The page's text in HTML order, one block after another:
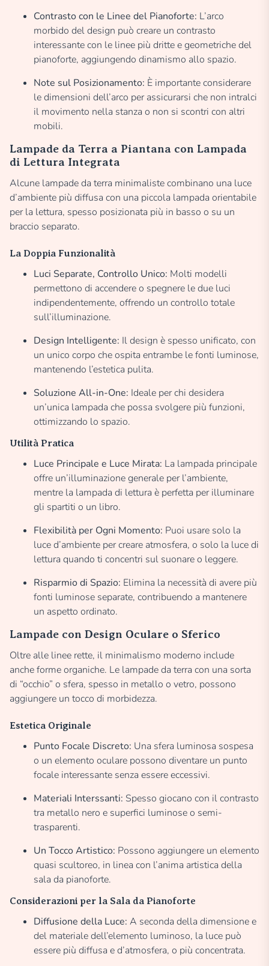
Contrasto con le Linee del Pianoforte: L’arco
morbido del design può creare un contrasto
interessante con le linee più dritte e geometriche del
pianoforte, aggiungendo dinamismo allo spazio.
Note sul Posizionamento: È importante considerare
le dimensioni dell’arco per assicurarsi che non intralci
il movimento nella stanza o non si scontri con altri
mobili.
Lampade da Terra a Piantana con Lampada
di Lettura Integrata
Alcune lampade da terra minimaliste combinano una luce
d’ambiente più diffusa con una piccola lampada orientabile
per la lettura, spesso posizionata più in basso o su un
braccio separato.
La Doppia Funzionalità
Luci Separate, Controllo Unico: Molti modelli
permettono di accendere o spegnere le due luci
indipendentemente, offrendo un controllo totale
sull’illuminazione.
Design Intelligente: Il design è spesso unificato, con
un unico corpo che ospita entrambe le fonti luminose,
mantenendo l’estetica pulita.
Soluzione All-in-One: Ideale per chi desidera
un’unica lampada che possa svolgere più funzioni,
ottimizzando lo spazio.
Utilità Pratica
Luce Principale e Luce Mirata: La lampada principale
offre un’illuminazione generale per l’ambiente,
mentre la lampada di lettura è perfetta per illuminare
gli spartiti o un libro.
Flexibilità per Ogni Momento: Puoi usare solo la
luce d’ambiente per creare atmosfera, o solo la luce di
lettura quando ti concentri sul suonare o leggere.
Risparmio di Spazio: Elimina la necessità di avere più
fonti luminose separate, contribuendo a mantenere
un aspetto ordinato.
Lampade con Design Oculare o Sferico
Oltre alle linee rette, il minimalismo moderno include
anche forme organiche. Le lampade da terra con una sorta
di “occhio” o sfera, spesso in metallo o vetro, possono
aggiungere un tocco di morbidezza.
Estetica Originale
Punto Focale Discreto: Una sfera luminosa sospesa
o un elemento oculare possono diventare un punto
focale interessante senza essere eccessivi.
Materiali Interssanti: Spesso giocano con il contrasto
tra metallo nero e superfici luminose o semi-
trasparenti.
Un Tocco Artistico: Possono aggiungere un elemento
quasi scultoreo, in linea con l’anima artistica della
sala da pianoforte.
Considerazioni per la Sala da Pianoforte
Diffusione della Luce: A seconda della dimensione e
del materiale dell’elemento luminoso, la luce può
essere più diffusa e d’atmosfera, o più concentrata.